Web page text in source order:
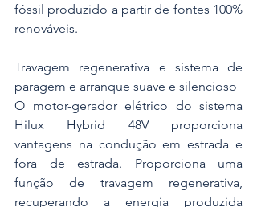
fóssil produzido a partir de fontes 100%
renováveis.
Travagem regenerativa e sistema de
paragem e arranque suave e silencioso
O motor-gerador elétrico do sistema
Hilux Hybrid 48V proporciona
vantagens na condução em estrada e
fora de estrada. Proporciona uma
função de travagem regenerativa,
recuperando a energia produzida